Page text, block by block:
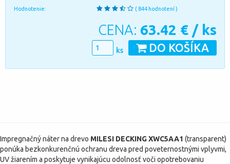
Hodnotenie: ( 844 hodnotení )
CENA: 63.42 € / ks
DO KOŠÍKA
ks
Impregnačný náter na drevo MILESI DECKINGXWC5AA1 (transparent)
ponúka bezkonkurenčnú ochranu dreva pred poveternostnými vplyvmi,
UV žiarením a poskytuje vynikajúcu odolnosť voči opotrebovaniu